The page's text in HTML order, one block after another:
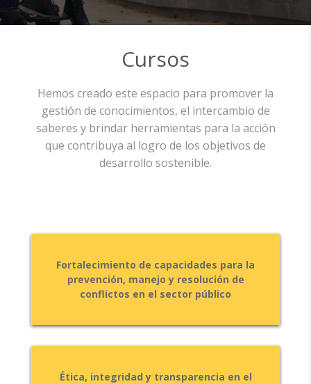
Cursos
Hemos creado este espacio para promover la
gestión de conocimientos, el intercambio de
saberes y brindar herramientas para la acción
que contribuya al logro de los objetivos de
desarrollo sostenible.
Fortalecimiento de capacidades para la
prevención, manejo y resolución de
conflictos en el sector público
Ética, integridad y transparencia en el